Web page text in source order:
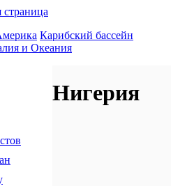
Карибский бассейн
и Океания
Нигерия